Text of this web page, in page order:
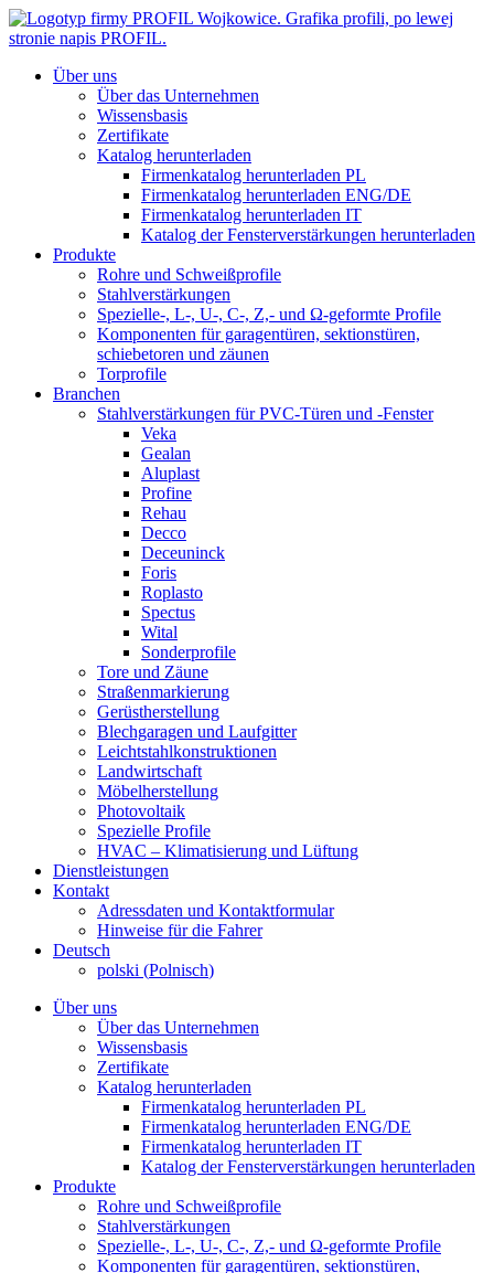
Über uns
Über das Unternehmen
Wissensbasis
Zertifikate
Katalog herunterladen
Firmenkatalog herunterladen PL
Firmenkatalog herunterladen ENG/DE
Firmenkatalog herunterladen IT
Katalog der Fensterverstärkungen herunterladen
Produkte
Rohre und Schweißprofile
Stahlverstärkungen
Spezielle-, L-, U-, C-, Z,- und Ω-geformte Profile
Komponenten für garagentüren, sektionstüren,
schiebetoren und zäunen
Torprofile
Branchen
Stahlverstärkungen für PVC-Türen und -Fenster
Veka
Gealan
Aluplast
Profine
Rehau
Decco
Deceuninck
Foris
Roplasto
Spectus
Wital
Sonderprofile
Tore und Zäune
Straßenmarkierung
Gerüstherstellung
Blechgaragen und Laufgitter
Leichtstahlkonstruktionen
Landwirtschaft
Möbelherstellung
Photovoltaik
Spezielle Profile
HVAC – Klimatisierung und Lüftung
Dienstleistungen
Kontakt
Adressdaten und Kontaktformular
Hinweise für die Fahrer
Deutsch
polski (Polnisch)
Über uns
Über das Unternehmen
Wissensbasis
Zertifikate
Katalog herunterladen
Firmenkatalog herunterladen PL
Firmenkatalog herunterladen ENG/DE
Firmenkatalog herunterladen IT
Katalog der Fensterverstärkungen herunterladen
Produkte
Rohre und Schweißprofile
Stahlverstärkungen
Spezielle-, L-, U-, C-, Z,- und Ω-geformte Profile
Komponenten für garagentüren, sektionstüren,